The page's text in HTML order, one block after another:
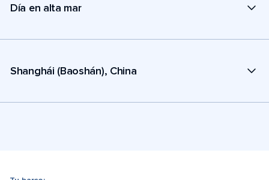
Día en alta mar
Shanghái (Baoshán), China